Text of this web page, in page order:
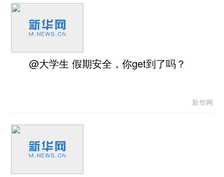
@大学生 假期安全，你get到了吗？
新华网